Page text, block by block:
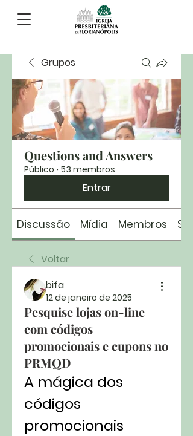
Grupos
Questions and Answers
Público · 53 membros
Entrar
Discussão Mídia Membros
Voltar
bifa
12 de janeiro de 2025
Pesquise lojas on-line
com códigos
promocionais e cupons no
PRMQD
A mágica dos
códigos
promocionais